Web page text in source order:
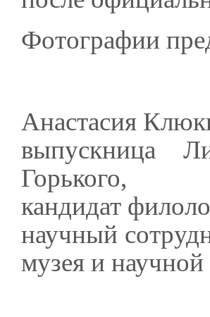
Фотографии
Анастасия
выпускница
Горького,
кандидат
научный
музея и